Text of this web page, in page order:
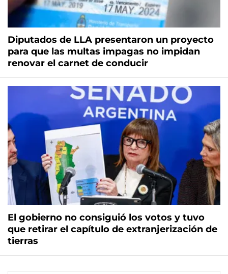
Diputados de LLA presentaron un proyecto
para que las multas impagas no impidan
renovar el carnet de conducir
El gobierno no consiguió los votos y tuvo
que retirar el capítulo de extranjerización de
tierras